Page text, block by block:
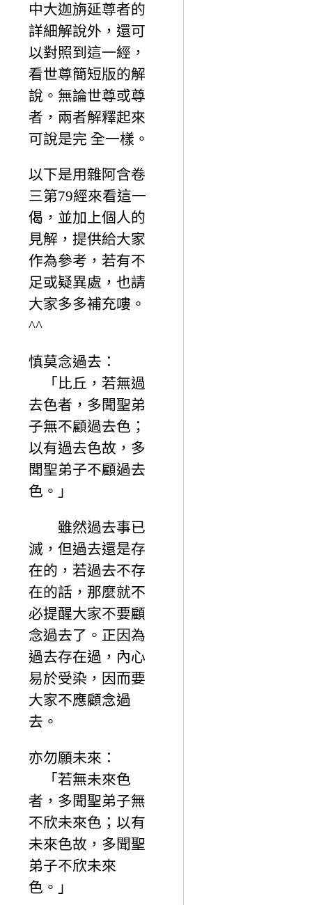
中大迦旃延尊者的
詳細解說外，還可
以對照到這一經，
看世尊簡短版的解
說。無論世尊或尊
者，兩者解釋起來
可說是完 全一樣。
以下是用雜阿含卷
三第79經來看這一
偈，並加上個人的
見解，提供給大家
作為參考，若有不
足或疑異處，也請
大家多多補充嘍。
^^
慎莫念過去：
「比丘，若無過
去色者，多聞聖弟
子無不顧過去色；
以有過去色故，多
聞聖弟子不顧過去
色。」
雖然過去事已
滅，但過去還是存
在的，若過去不存
在的話，那麼就不
必提醒大家不要顧
念過去了。正因為
過去存在過，內心
易於受染，因而要
大家不應顧念過
去。
亦勿願未來：
「若無未來色
者，多聞聖弟子無
不欣未來色；以有
未來色故，多聞聖
弟子不欣未來
色。」